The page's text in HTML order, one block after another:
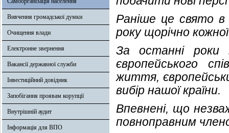
Вивчення громадської думки
Очищення влади
Електронне звернення
Вакансії державної служби
Інвестиційний довідник
Запобігання проявам корупції
Внутрішній аудит
Інформація для ВПО
Раніше це свято в
року щорічно
За останні роки
європейського
життя,
вибір нашої країни.
Впевнені, що
повноправним